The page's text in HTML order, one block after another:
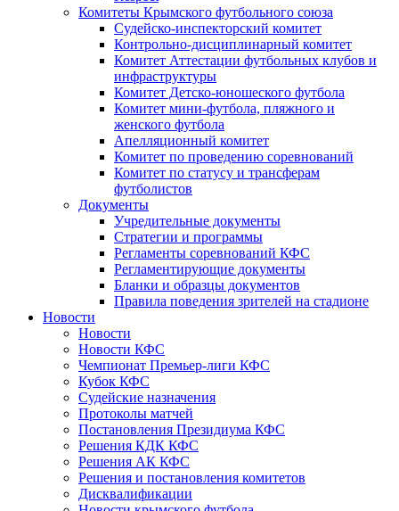
Комитеты Крымского футбольного союза
Судейско-инспекторский комитет
Контрольно-дисциплинарный комитет
Комитет Аттестации футбольных клубов и
инфраструктуры
Комитет Детско-юношеского футбола
Комитет мини-футбола, пляжного и
женского футбола
Апелляционный комитет
Комитет по проведению соревнований
Комитет по статусу и трансферам
футболистов
Документы
Учредительные документы
Стратегии и программы
Регламенты соревнований КФС
Регламентирующие документы
Бланки и образцы документов
Правила поведения зрителей на стадионе
Новости
Новости
Новости КФС
Чемпионат Премьер-лиги КФС
Кубок КФС
Судейские назначения
Протоколы матчей
Постановления Президиума КФС
Решения КДК КФС
Решения АК КФС
Решения и постановления комитетов
Дисквалификации